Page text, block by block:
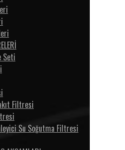
Seti
Filtresi
Su Soğutma Filtresi